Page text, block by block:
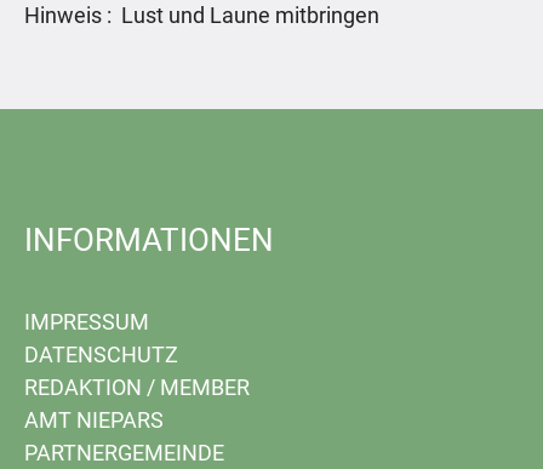
Hinweis : Lust und Laune mitbringen
INFORMATIONEN
IMPRESSUM
DATENSCHUTZ
REDAKTION / MEMBER
AMT NIEPARS
PARTNERGEMEINDE